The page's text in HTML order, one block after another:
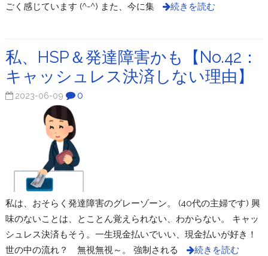
ごく感じています (^-^) また、今に集
続きを読む
私、HSP＆発達障害かも【No.42：
キャッシュレス決済しない理由】
2023-06-09 0
私は、おそらく発達障害のグレーゾーン。 (40代の主婦です) 興
味のないことは、とことん覚えられない、わからない。 キャッ
シュレス決済もそう。一生現金払いでいい、現金払いが好き！
世の中の流れ？ 無視無視～。 強制される
続きを読む